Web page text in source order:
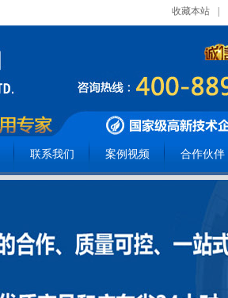
收藏本站
联系我们 案例视频 合作伙伴